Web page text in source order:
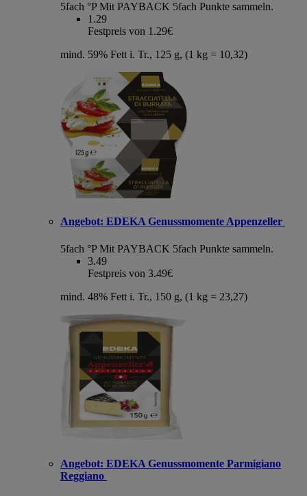
5fach °P Mit PAYBACK 5fach Punkte sammeln.
1.29
Festpreis von 1.29€
mind. 59% Fett i. Tr., 125 g, (1 kg = 10,32)
Angebot: EDEKA Genussmomente Appenzeller
5fach °P Mit PAYBACK 5fach Punkte sammeln.
3.49
Festpreis von 3.49€
mind. 48% Fett i. Tr., 150 g, (1 kg = 23,27)
Angebot: EDEKA Genussmomente Parmigiano
Reggiano